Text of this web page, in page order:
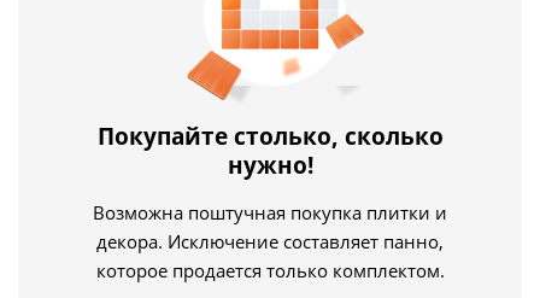
Покупайте столько, сколько
нужно!
Возможна поштучная покупка плитки и
декора. Исключение составляет панно,
которое продается только комплектом.